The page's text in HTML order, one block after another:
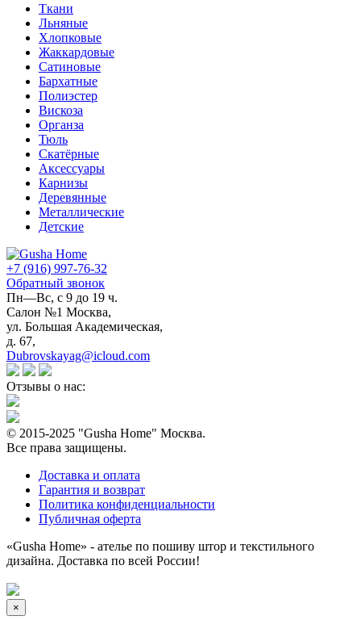
Ткани
Льняные
Хлопковые
Жаккардовые
Сатиновые
Бархатные
Полиэстер
Вискоза
Органза
Тюль
Скатёрные
Аксессуары
Карнизы
Деревянные
Металлические
Детские
+7 (916) 997-76-32
Обратный звонок
Пн—Вс, с 9 до 19 ч.
Салон №1 Москва,
ул. Большая Академическая,
д. 67,
Dubrovskayag@icloud.com
Отзывы о нас:
© 2015-2025 "Gusha Home" Москва.
Все права защищены.
Доставка и оплата
Гарантия и возврат
Политика конфиденциальности
Публичная оферта
«Gusha Home» - ателье по пошиву штор и текстильного
дизайна. Доставка по всей России!
×